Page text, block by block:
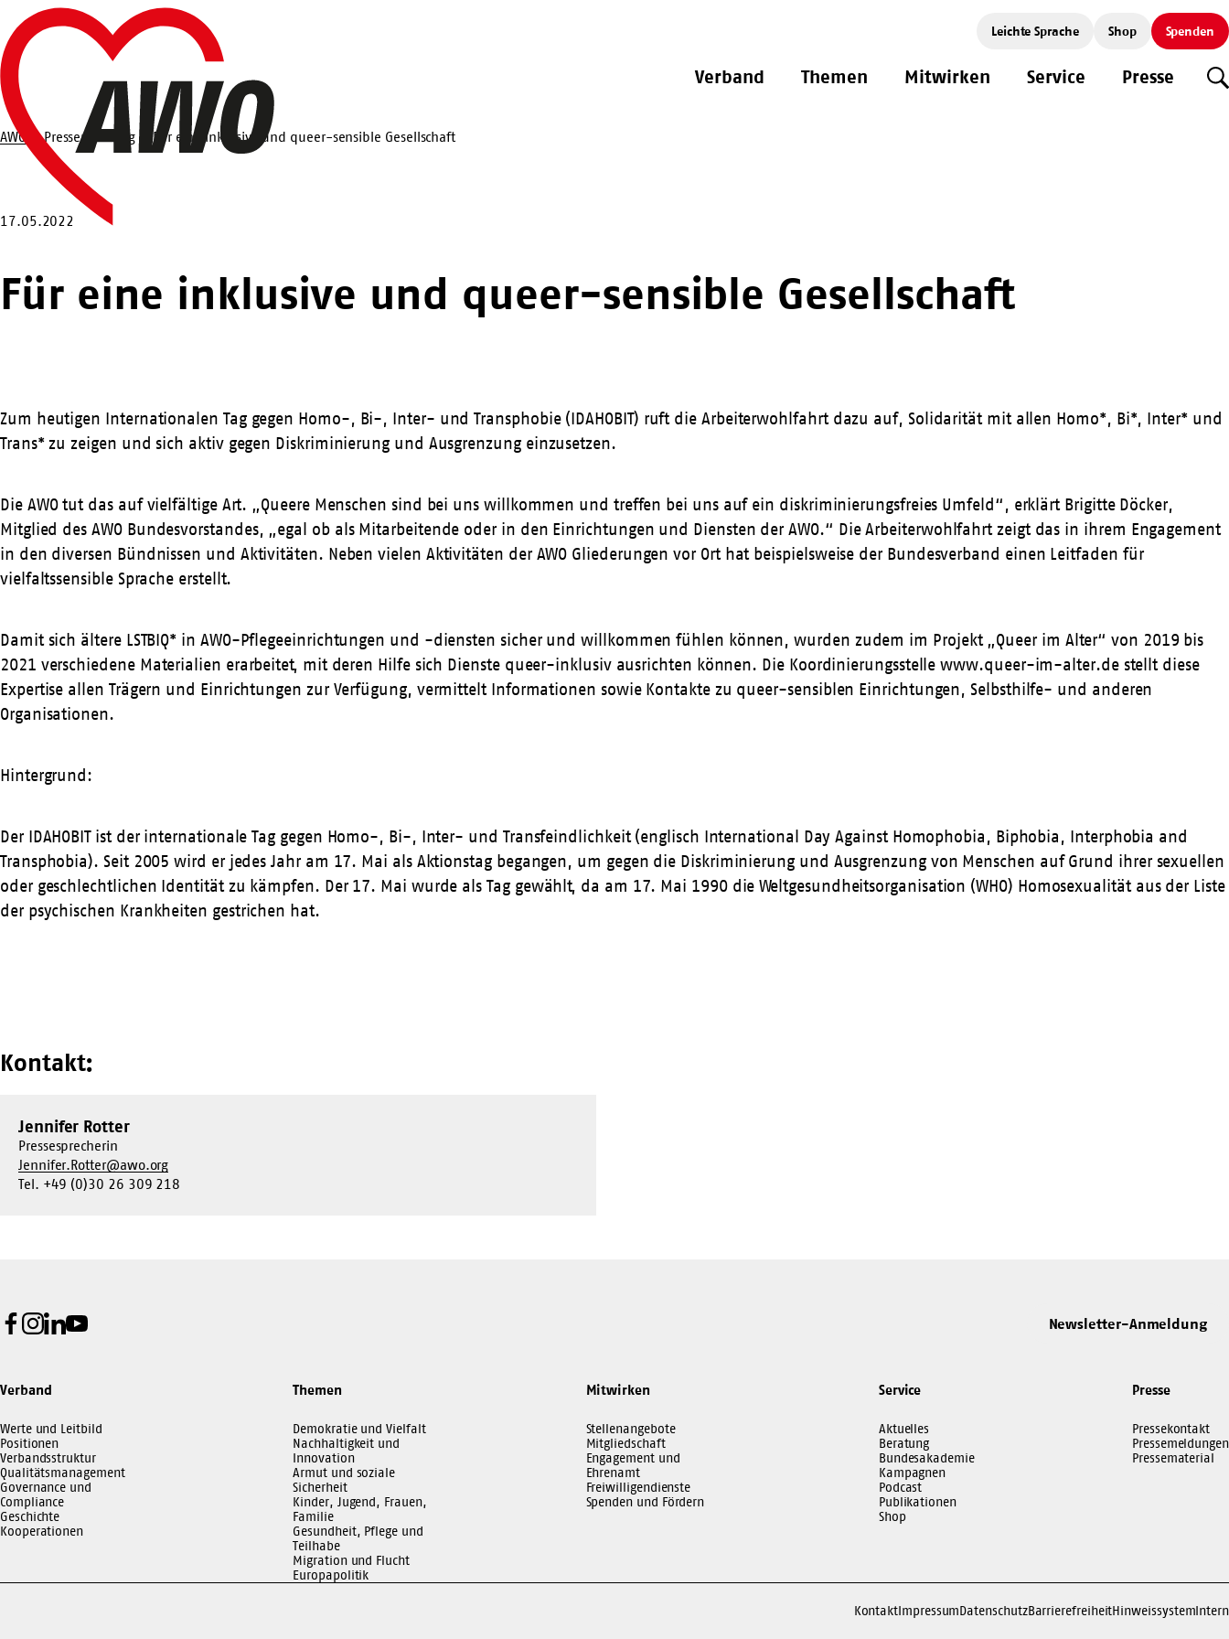
Zum
Hauptinhalt
springen
Startseite
Leichte Sprache Shop Spenden
Verband Themen Mitwirken Service Presse
Suche
AWO Pressemeldung Für eine inklusive und queer-sensible Gesellschaft
17.05.2022
Für eine inklusive und queer-sensible Gesellschaft
Zum heutigen Internationalen Tag gegen Homo-, Bi-, Inter- und Transphobie (IDAHOBIT) ruft die Arbeiterwohlfahrt dazu auf, Solidarität mit allen Homo*, Bi*, Inter* und
Trans* zu zeigen und sich aktiv gegen Diskriminierung und Ausgrenzung einzusetzen.
Die AWO tut das auf vielfältige Art. „Queere Menschen sind bei uns willkommen und treffen bei uns auf ein diskriminierungsfreies Umfeld“, erklärt Brigitte Döcker,
Mitglied des AWO Bundesvorstandes, „egal ob als Mitarbeitende oder in den Einrichtungen und Diensten der AWO.“ Die Arbeiterwohlfahrt zeigt das in ihrem Engagement
in den diversen Bündnissen und Aktivitäten. Neben vielen Aktivitäten der AWO Gliederungen vor Ort hat beispielsweise der Bundesverband einen Leitfaden für
vielfaltssensible Sprache erstellt.
Damit sich ältere LSTBIQ* in AWO-Pflegeeinrichtungen und -diensten sicher und willkommen fühlen können, wurden zudem im Projekt „Queer im Alter“ von 2019 bis
2021 verschiedene Materialien erarbeitet, mit deren Hilfe sich Dienste queer-inklusiv ausrichten können. Die Koordinierungsstellewww.queer-im-alter.destellt diese
Expertise allen Trägern und Einrichtungen zur Verfügung, vermittelt Informationen sowie Kontakte zu queer-sensiblen Einrichtungen, Selbsthilfe- und anderen
Organisationen.
Hintergrund:
Der IDAHOBIT ist der internationale Tag gegen Homo-, Bi-, Inter- und Transfeindlichkeit (englisch International Day Against Homophobia, Biphobia, Interphobia and
Transphobia). Seit 2005 wird er jedes Jahr am 17. Mai als Aktionstag begangen, um gegen die Diskriminierung und Ausgrenzung von Menschen auf Grund ihrer sexuellen
oder geschlechtlichen Identität zu kämpfen. Der 17. Mai wurde als Tag gewählt, da am 17. Mai 1990 die Weltgesundheitsorganisation (WHO) Homosexualität aus der Liste
der psychischen Krankheiten gestrichen hat.
Kontakt:
Jennifer Rotter
Pressesprecherin
Jennifer.Rotter@awo.org
Tel. +49 (0)30 26 309 218
Facebook
Instagram
LinkedIn
Youtube Newsletter-Anmeldung
Verband
Werte und Leitbild
Positionen
Verbandsstruktur
Qualitätsmanagement
Governance und
Compliance
Geschichte
Kooperationen
Themen
Demokratie und Vielfalt
Nachhaltigkeit und
Innovation
Armut und soziale
Sicherheit
Kinder, Jugend, Frauen,
Familie
Gesundheit, Pflege und
Teilhabe
Migration und Flucht
Europapolitik
Mitwirken
Stellenangebote
Mitgliedschaft
Engagement und
Ehrenamt
Freiwilligendienste
Spenden und Fördern
Service
Aktuelles
Beratung
Bundesakademie
Kampagnen
Podcast
Publikationen
Shop
Presse
Pressekontakt
Pressemeldungen
Pressematerial
KontaktImpressumDatenschutzBarrierefreiheitHinweissystemIntern